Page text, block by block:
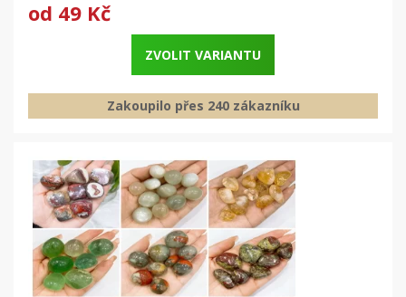
od 49 Kč
ZVOLIT VARIANTU
Zakoupilo přes 240 zákazníku